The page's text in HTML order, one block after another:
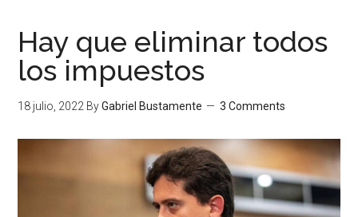
Hay que eliminar todos
los impuestos
18 julio, 2022 ByGabriel Bustamente 3 Comments